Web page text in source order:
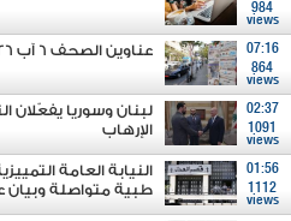
984
views
07:16
864
views
عناوين الصحف 6 آب 2026
02:37
1091
views
لبنان وسوريا يفعّلان
الإرهاب
01:56
1112
views
النيابة العامة
طبية متواصلة وبيان